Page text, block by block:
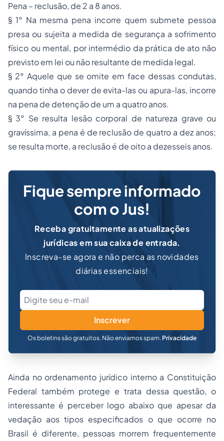
Pena – reclusão, de 2 a 8 anos.
§ 1° Na mesma pena incorre quem submete pessoa
presa ou sujeita a medida de segurança a sofrimento
físico ou mental, por intermédio da prática de ato não
previsto em lei ou não resultante de medida legal.
§ 2° Aquele que se omite em face dessas condutas,
quando tinha o dever de evita-las ou apura-las, incorre
na pena de detenção de um a quatro anos.
§ 3° Se resulta lesão corporal de natureza grave ou
gravíssima, a pena é de reclusão de quatro a dez anos;
se resulta morte, a reclusão é de oito a dezesseis anos.
Fique sempre informado
com o Jus!
Receba gratuitamente as atualizações
jurídicas em sua caixa de entrada.
Inscreva-se agora e não perca as novidades
diárias essenciais!
Inscrever
Os boletins são gratuitos. Não enviamos spam. Privacidade
Ainda no ordenamento jurídico interno a Constituição
Federal também protege e trata dessa questão, o
interessante é perceber logo abaixo que apesar da
vedação aos tipos especificados o que ocorre no
Brasil é diferente, pessoas morrem frequentemente